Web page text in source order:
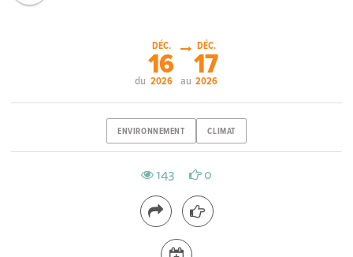
du
DÉC.
16
2026 au
DÉC.
17
2026
ENVIRONNEMENT CLIMAT
143 0